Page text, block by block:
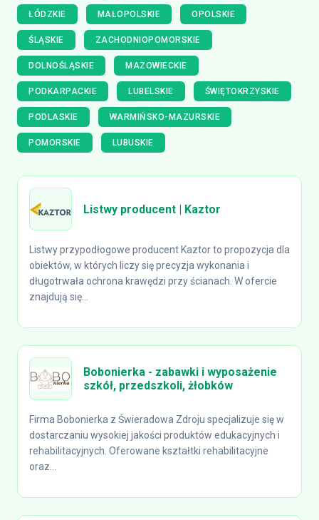
ŁÓDZKIE MAŁOPOLSKIE OPOLSKIE
ŚLĄSKIE ZACHODNIOPOMORSKIE
DOLNOŚLĄSKIE MAZOWIECKIE
PODKARPACKIE LUBELSKIE ŚWIĘTOKRZYSKIE
PODLASKIE WARMIŃSKO-MAZURSKIE
POMORSKIE LUBUSKIE
Listwy producent | Kaztor
Listwy przypodłogowe producent Kaztor to propozycja dla
obiektów, w których liczy się precyzja wykonania i
długotrwała ochrona krawędzi przy ścianach. W ofercie
znajdują się...
Bobonierka - zabawki i wyposażenie
szkół, przedszkoli, żłobków
Firma Bobonierka z Świeradowa Zdroju specjalizuje się w
dostarczaniu wysokiej jakości produktów edukacyjnych i
rehabilitacyjnych. Oferowane kształtki rehabilitacyjne
oraz...